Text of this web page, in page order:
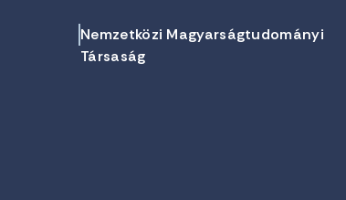
Nemzetközi Magyarságtudományi
Társaság